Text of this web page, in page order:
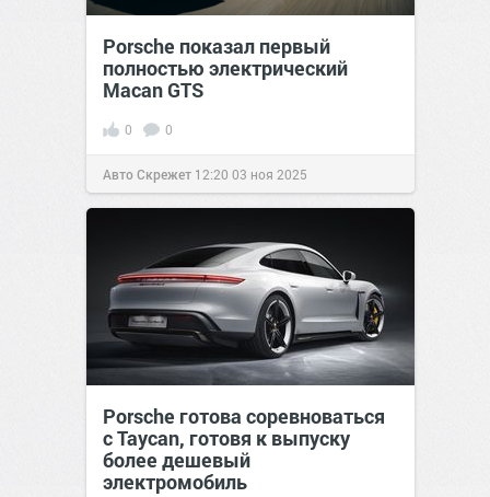
Porsche показал первый
полностью электрический
Macan GTS
0 0
Авто Скрежет 12:20 03 ноя 2025
Porsche готова соревноваться
с Taycan, готовя к выпуску
более дешевый
электромобиль